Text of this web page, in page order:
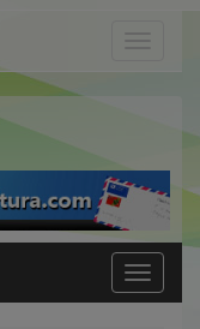
Toggle
navigation